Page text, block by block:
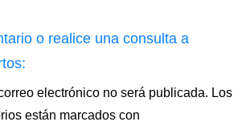
o realice una consulta a
electrónico no será publicada. Los
están marcados con